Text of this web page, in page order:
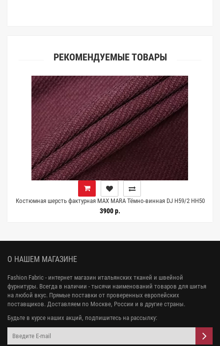
РЕКОМЕНДУЕМЫЕ ТОВАРЫ
Костюмная шерсть фактурная MAX MARA Тёмно-винная DJ H59/2 HH50
25052634
3900 р.
О НАШЕМ МАГАЗИНЕ
Fashion Fabric - интернет магазин итальянских тканей и швейной
фурнитуры. Всегда в наличии - тысячи наименований товаров для шитья
на любой вкус. Прямые поставки от проверенных европейских
поставщиков. Доставляем по Москве, России и в другие страны.
Будьте в курсе наших акций, подпишитесь на рассылку: